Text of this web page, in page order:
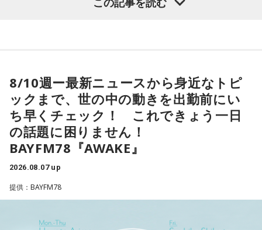
の金利の基準となってきたことであり、その機能が失われつ
つあるというような認識が広まれば、市場にとって好ましく
ない混乱を招くことになる」と語り、その上で「日米の当局
は、日本国債が非常に安全で健全な資産であるという見解で
完全に一致している」と強調しました。これとごっちゃにな
会田「決して利上げをどんどんやれと言ってるのではないわ
は、高市政権の経済政策を支持します、と。投資を拡大する
R&Bとモダン・カントリーの融合にトライした新作
『HIGHWAY 79』を特集。
＜8月11日(火)のTOPICS＞
開催間近！今年25周年＆3日間開催〜サマソニの見どころを
チェックする 「サマーソニック・ガイド2026」。
火曜はTokyo Day-1（8月14日（金））のラインナップに注
8/10週ー最新ニュースから身近なトピ
ックまで、世の中の動きを出勤前にい
ち早くチェック！ これできょう一日
の話題に困りません！
BAYFM78『AWAKE』
2026.08.07 up
提供：BAYFM78